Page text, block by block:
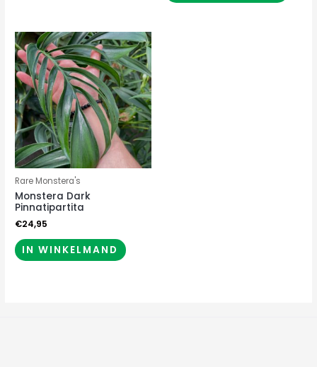
Rare Monstera's
Monstera Dark
Pinnatipartita
€24,95
IN WINKELMAND